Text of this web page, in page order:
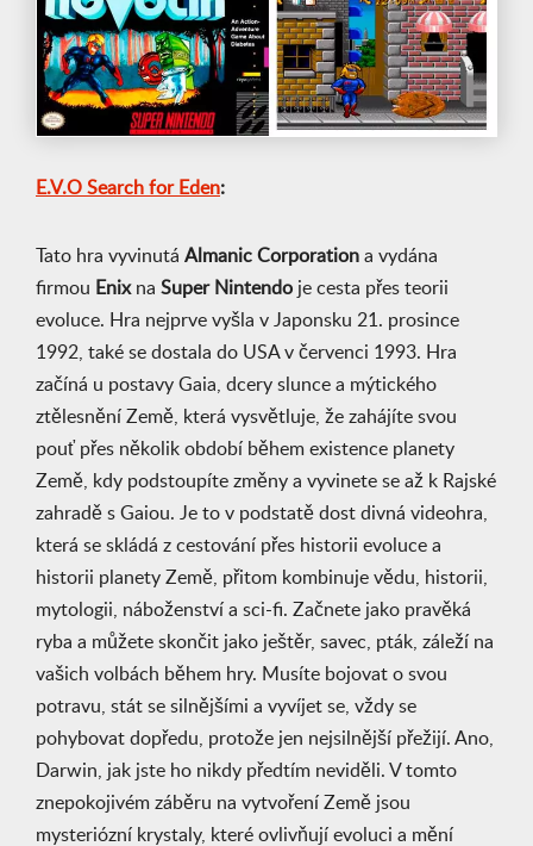
E.V.O Search for Eden:
Tato hra vyvinutá Almanic Corporation a vydána
firmou Enixna Super Nintendo je cesta přes teorii
evoluce. Hra nejprve vyšla v Japonsku 21. prosince
1992, také se dostala do USA v červenci 1993. Hra
začíná u postavy Gaia, dcery slunce a mýtického
ztělesnění Země, která vysvětluje, že zahájíte svou
pouť přes několik období během existence planety
Země, kdy podstoupíte změny a vyvinete se až k Rajské
zahradě s Gaiou. Je to v podstatě dost divná videohra,
která se skládá z cestování přes historii evoluce a
historii planety Země, přitom kombinuje vědu, historii,
mytologii, náboženství a sci-fi. Začnete jako pravěká
ryba a můžete skončit jako ještěr, savec, pták, záleží na
vašich volbách během hry. Musíte bojovat o svou
potravu, stát se silnějšími a vyvíjet se, vždy se
pohybovat dopředu, protože jen nejsilnější přežijí. Ano,
Darwin, jak jste ho nikdy předtím neviděli. V tomto
znepokojivém záběru na vytvoření Země jsou
mysteriózní krystaly, které ovlivňují evoluci a mění